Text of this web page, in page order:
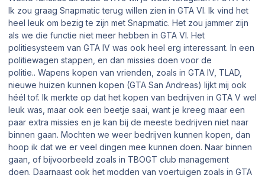
Ik zou graag Snapmatic terug willen zien in GTA VI. Ik vind het
heel leuk om bezig te zijn met Snapmatic. Het zou jammer zijn
als we die functie niet meer hebben in GTA VI. Het
politiesysteem van GTA IV was ook heel erg interessant. In een
politiewagen stappen, en dan missies doen voor de
politie.. Wapens kopen van vrienden, zoals in GTA IV, TLAD,
nieuwe huizen kunnen kopen (GTA San Andreas) lijkt mij ook
héél tof. Ik merkte op dat het kopen van bedrijven in GTA V wel
leuk was, maar ook een beetje saai, want je kreeg maar een
paar extra missies en je kan bij de meeste bedrijven niet naar
binnen gaan. Mochten we weer bedrijven kunnen kopen, dan
hoop ik dat we er veel dingen mee kunnen doen. Naar binnen
gaan, of bijvoorbeeld zoals in TBOGT club management
doen. Daarnaast ook het modden van voertuigen zoals in GTA